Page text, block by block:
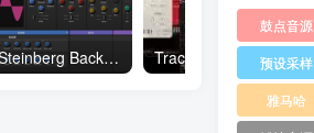
现代鼓点音色 Steinberg Backbone v1.5 WIN & macOS（含Content）
鼓点音源
预设采样
雅马哈